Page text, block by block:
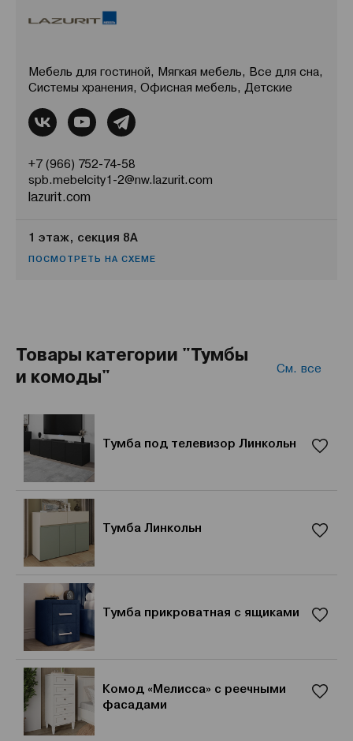
Мебель для гостиной, Мягкая мебель, Все для сна,
Системы хранения, Офисная мебель, Детские
+7 (966) 752-74-58
spb.mebelcity1-2@nw.lazurit.com
lazurit.com
1 этаж, секция 8А
ПОСМОТРЕТЬ НА СХЕМЕ
Товары категории "Тумбы
и комоды"
См. все
Тумба под телевизор Линкольн
Тумба Линкольн
Тумба прикроватная с ящиками
Комод «Мелисса» с реечными
фасадами